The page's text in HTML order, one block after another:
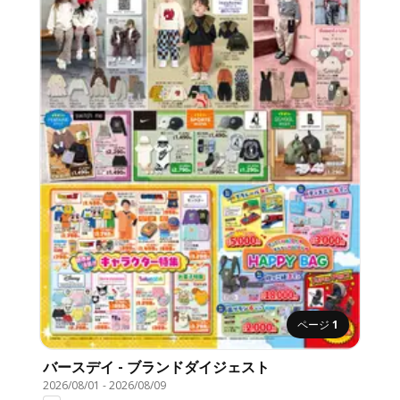
ページ 1
バースデイ - ブランドダイジェスト
2026/08/01 -2026/08/09